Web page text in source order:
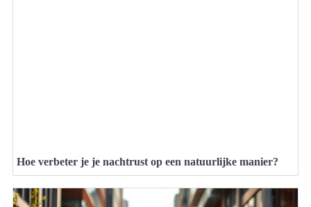
Hoe verbeter je je nachtrust op een natuurlijke manier?